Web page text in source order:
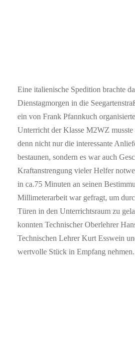
Eine italienische Spedition brachte
Dienstagmorgen in die
ein von Frank Pfannkuch
Unterricht der Klasse M2WZ musste
denn nicht nur die interessante
bestaunen, sondern es war auch
Kraftanstrengung vieler Helfer
in ca.75 Minuten an seinen
Millimeterarbeit war gefragt, um
Türen in den Unterrichtsraum zu
konnten Technischer Oberlehrer
Technischen Lehrer Kurt Esswein
wertvolle Stück in Empfang nehmen.